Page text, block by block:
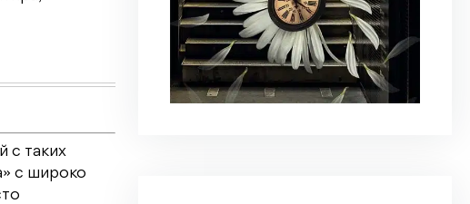
интересного? В той стране...
Узнать больше
с таких
с широко